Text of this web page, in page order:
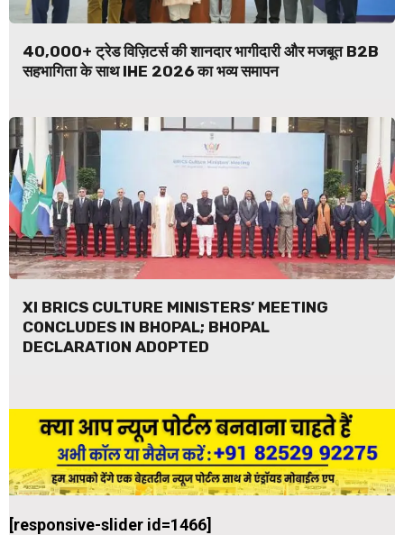
40,000+ ट्रेड विज़िटर्स की शानदार भागीदारी और मजबूत B2B
सहभागिता के साथ IHE 2026 का भव्य समापन
XI BRICS CULTURE MINISTERS’ MEETING
CONCLUDES IN BHOPAL; BHOPAL
DECLARATION ADOPTED
[responsive-slider id=1466]